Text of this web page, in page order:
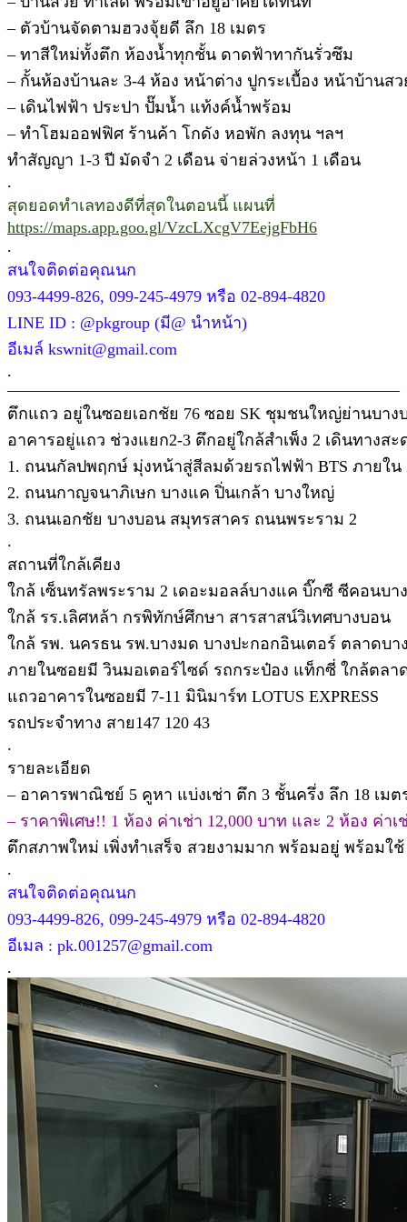
– ตัวบ้านจัดตามฮวงจุ้ยดี ลึก 18 เมตร
– ทาสีใหม่ทั้งตึก ห้องน้ำทุกชั้น ดาดฟ้าทากันรั่วซึม
– กั้นห้องบ้านละ 3-4 ห้อง หน้าต่าง ปูกระเบื้อง หน้าบ้านสว
– เดินไฟฟ้า ประปา ปั๊มน้ำ แท้งค์น้ำพร้อม
– ทำโฮมออฟฟิศ ร้านค้า โกดัง หอพัก ลงทุน ฯลฯ
ทำสัญญา 1-3 ปี มัดจำ 2 เดือน จ่ายล่วงหน้า 1 เดือน
.
สุดยอดทำเลทองดีที่สุดในตอนนี้ แผนที่
https://maps.app.goo.gl/VzcLXcgV7EejgFbH6
.
สนใจติดต่อคุณนก
093-4499-826, 099-245-4979 หรือ 02-894-4820
LINE ID : @pkgroup (มี@ นำหน้า)
อีเมล์ kswnit@gmail.com
.
————————————————————————
ตึกแถว อยู่ในซอยเอกชัย 76 ซอย SK ชุมชนใหญ่ย่านบาง
อาคารอยู่แถว ช่วงแยก2-3 ตึกอยู่ใกล้สำเพ็ง 2 เดินทางสะ
1. ถนนกัลปพฤกษ์ มุ่งหน้าสู่สีลมด้วยรถไฟฟ้า BTS ภายใน
2. ถนนกาญจนาภิเษก บางแค ปิ่นเกล้า บางใหญ่
3. ถนนเอกชัย บางบอน สมุทรสาคร ถนนพระราม 2
.
สถานที่ใกล้เคียง
ใกล้ เซ็นทรัลพระราม 2 เดอะมอลล์บางแค บิ๊กซี ซีคอนบา
ใกล้ รร.เลิศหล้า กรพิทักษ์ศึกษา สารสาสน์วิเทศบางบอน
ใกล้ รพ. นครธน รพ.บางมด บางปะกอกอินเตอร์ ตลาดบา
ภายในซอยมี วินมอเตอร์ไซด์ รถกระป๋อง แท็กซี่ ใกล้ตลา
แถวอาคารในซอยมี 7-11 มินิมาร์ท LOTUS EXPRESS
รถประจำทาง สาย147 120 43
.
รายละเอียด
– อาคารพาณิชย์ 5 คูหา แบ่งเช่า ตึก 3 ชั้นครึ่ง ลึก 18 เมต
– ราคาพิเศษ!! 1 ห้อง ค่าเช่า 12,000 บาท และ 2 ห้อง ค่าเ
ตึกสภาพใหม่ เพิ่งทำเสร็จ สวยงามมาก พร้อมอยู่ พร้อมใช้
.
สนใจติดต่อคุณนก
093-4499-826, 099-245-4979 หรือ 02-894-4820
อีเมล : pk.001257@gmail.com
.